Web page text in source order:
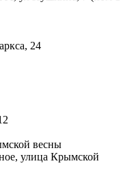
24
весны
улица Крымской